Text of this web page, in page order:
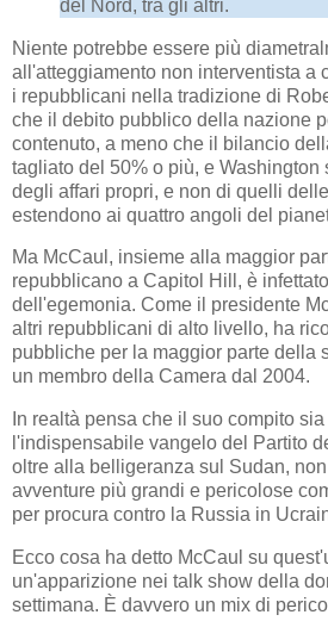
del Nord, tra gli altri.
Niente potrebbe essere più
all'atteggiamento non interventista a
i repubblicani nella tradizione di
che il debito pubblico della nazione
contenuto, a meno che il bilancio
tagliato del 50% o più, e Washington
degli affari propri, e non di quelli
estendono ai quattro angoli del
Ma McCaul, insieme alla maggior
repubblicano a Capitol Hill, è
dell'egemonia. Come il presidente
altri repubblicani di alto livello, ha
pubbliche per la maggior parte della
un membro della Camera dal 2004.
In realtà pensa che il suo compito
l'indispensabile vangelo del Partito
oltre alla belligeranza sul Sudan,
avventure più grandi e pericolose
per procura contro la Russia in
Ecco cosa ha detto McCaul su
un'apparizione nei talk show della
settimana. È davvero un mix di